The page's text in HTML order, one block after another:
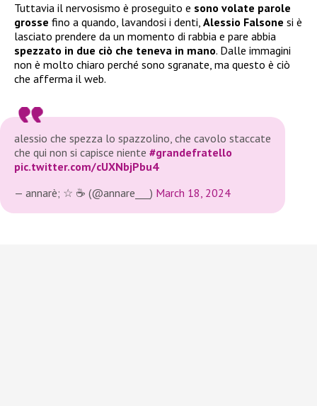
Tuttavia il nervosismo è proseguito e sono volate parole
grosse fino a quando, lavandosi i denti, Alessio Falsone si è
lasciato prendere da un momento di rabbia e pare abbia
spezzato in due ciò che teneva in mano. Dalle immagini
non è molto chiaro perché sono sgranate, ma questo è ciò
che afferma il web.
alessio che spezza lo spazzolino, che cavolo staccate
che qui non si capisce niente #grandefratello
pic.twitter.com/cUXNbjPbu4
— annarè; ☆ ☕️ (@annare___) March 18, 2024